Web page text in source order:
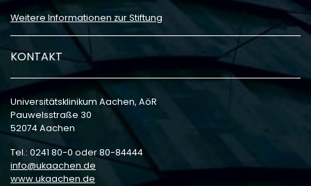
Weitere Informationen zur Stiftung
KONTAKT
Universitätsklinikum Aachen, AöR
Pauwelsstraße 30
52074 Aachen
Tel.: 0241 80-0 oder 80-84444
info
ukaachen de
www.ukaachen.de